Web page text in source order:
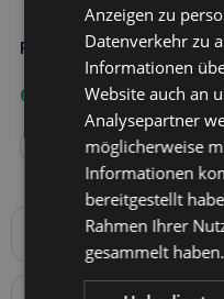
RECOBED Sofa velour plus
69,50
Weiterlesen
Produktbeschreibung
BESCHREIBUNG: Um
unserer Schützlinge zu
Anzeigen zu
Datenverkehr zu
Informationen
Website auch an
Analysepartner
möglicherweise
Informationen
bereitgestellt
Rahmen Ihrer
gesammelt